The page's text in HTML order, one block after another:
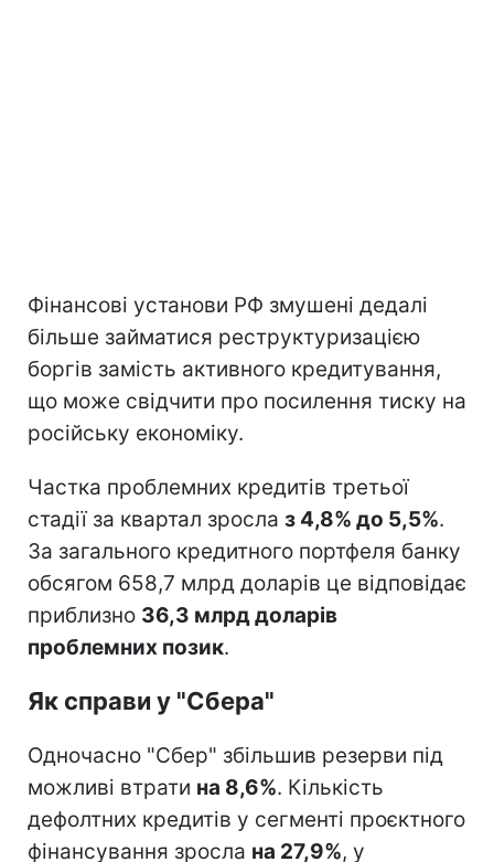
Фінансові установи РФ змушені дедалі
більше займатися реструктуризацією
боргів замість активного кредитування,
що може свідчити про посилення тиску на
російську економіку.
Частка проблемних кредитів третьої
стадії за квартал зросла з 4,8% до 5,5%.
За загального кредитного портфеля банку
обсягом 658,7 млрд доларів це відповідає
приблизно 36,3 млрд доларів
проблемних позик.
Як справи у "Сбера"
Одночасно "Сбер" збільшив резерви під
можливі втрати на 8,6%. Кількість
дефолтних кредитів у сегменті проєктного
фінансування зросла на 27,9%, у